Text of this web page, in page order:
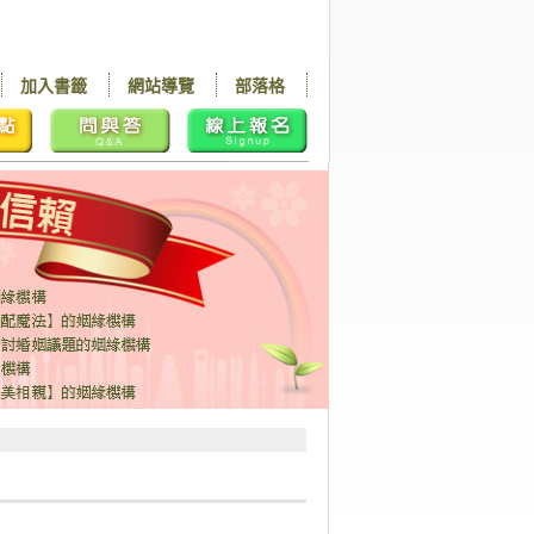
部落格
網站導覽
加入書籤